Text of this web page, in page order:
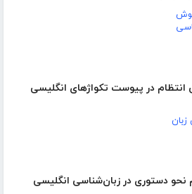
انتظام در پیوست تکواژهای انگلیسی
نحو دستوری در زبان‌شناسی انگلیسی